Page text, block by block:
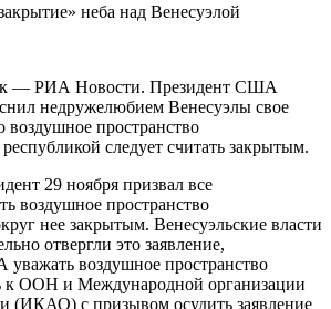
РИА Новости. Президент США
недружелюбием Венесуэлы свое
воздушное пространство
следует считать закрытым.
29 ноября призвал все
воздушное пространство
нее закрытым. Венесуэльские власти
отвергли это заявление,
воздушное пространство
к ООН и Международной организации
(ИКАО) с призывом осудить заявление